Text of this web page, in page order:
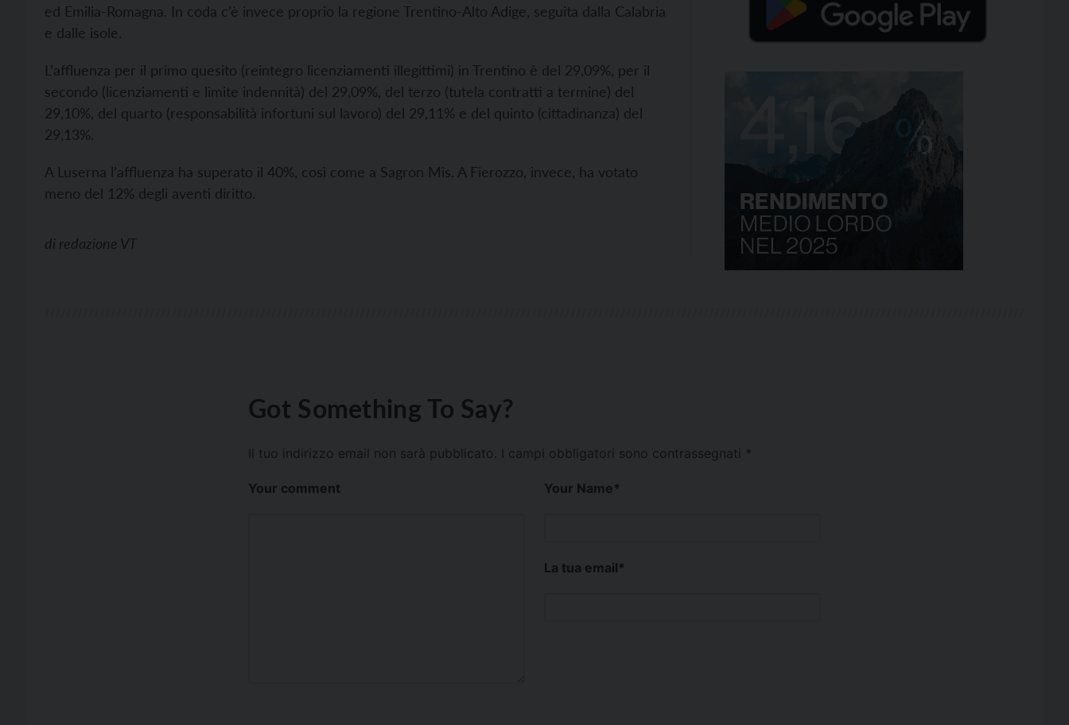
ed Emilia-Romagna. In coda c’è invece proprio la regione Trentino-Alto Adige, seguita dalla Calabria
e dalle isole.
L’affluenza per il primo quesito (reintegro licenziamenti illegittimi) in Trentino è del 29,09%, per il
secondo (licenziamenti e limite indennità) del 29,09%, del terzo (tutela contratti a termine) del
29,10%, del quarto (responsabilità infortuni sul lavoro) del 29,11% e del quinto (cittadinanza) del
29,13%.
A Luserna l’affluenza ha superato il 40%, così come a Sagron Mis. A Fierozzo, invece, ha votato
meno del 12% degli aventi diritto.
di redazione VT
Got Something To Say?
Il tuo indirizzo email non sarà pubblicato. I campi obbligatori sono contrassegnati *
Your comment Your Name*
La tua email*